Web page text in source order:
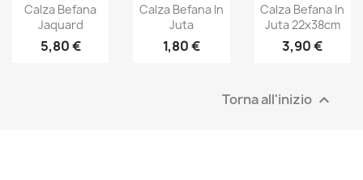
Calza Befana
Jaquard
5,80 €
Calza Befana In
Juta
1,80 €
Calza Befana In
Juta 22x38cm
3,90 €
Torna all'inizio 